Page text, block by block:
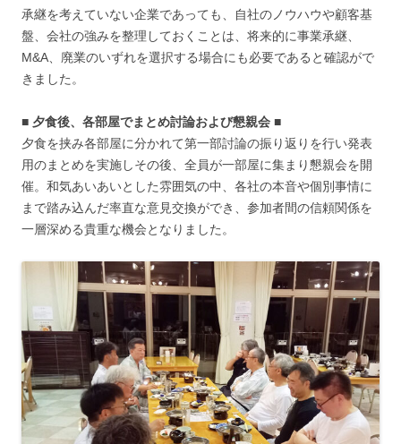
承継を考えていない企業であっても、自社のノウハウや顧客基
盤、会社の強みを整理しておくことは、将来的に事業承継、
M&A、廃業のいずれを選択する場合にも必要であると確認がで
きました。
■ 夕食後、各部屋でまとめ討論および懇親会 ■
夕食を挟み各部屋に分かれて第一部討論の振り返りを行い発表
用のまとめを実施しその後、全員が一部屋に集まり懇親会を開
催。和気あいあいとした雰囲気の中、各社の本音や個別事情に
まで踏み込んだ率直な意見交換ができ、参加者間の信頼関係を
一層深める貴重な機会となりました。